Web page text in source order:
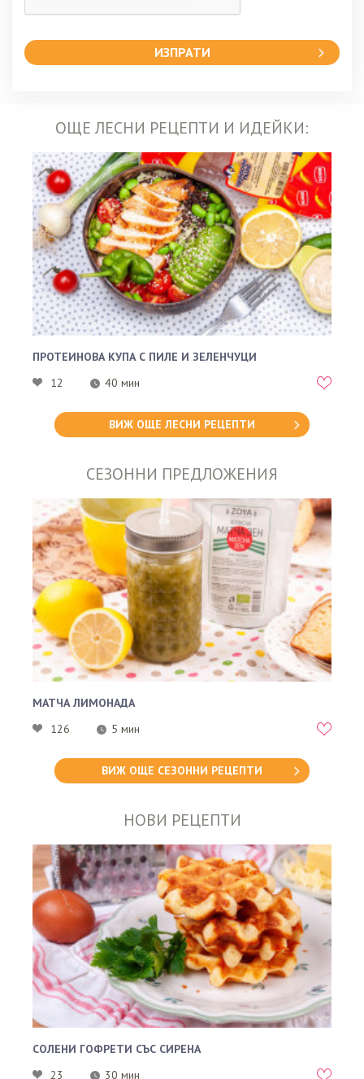
ИЗПРАТИ
ОЩЕ ЛЕСНИ РЕЦЕПТИ И ИДЕЙКИ:
ПРОТЕИНОВА КУПА С ПИЛЕ И ЗЕЛЕНЧУЦИ
12
40 мин
ВИЖ ОЩЕ ЛЕСНИ РЕЦЕПТИ
СЕЗОННИ ПРЕДЛОЖЕНИЯ
МАТЧА ЛИМОНАДА
126
5 мин
ВИЖ ОЩЕ СЕЗОННИ РЕЦЕПТИ
НОВИ РЕЦЕПТИ
СОЛЕНИ ГОФРЕТИ СЪС СИРЕНА
23
30 мин